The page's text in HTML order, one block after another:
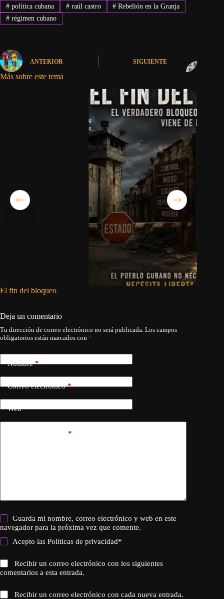
#política cubana #raúl castro # Rebelión en la Granja
#régimen cubano
ANTERIOR SIGUIENTE
Más sobre este tema
El fin del bloqueo
Deja un comentario
Tu dirección de correo electrónico no será publicada. Los campos
obligatorios están marcados con *
Nombre*
Correo electrónico*
Web
*
Guarda mi nombre, correo electrónico y web en este
navegador para la próxima vez que comente.
Acepto lasPoliticas de privacidad*
Recibir un correo electrónico con los siguientes
comentarios a esta entrada.
Recibir un correo electrónico con cada nueva entrada.